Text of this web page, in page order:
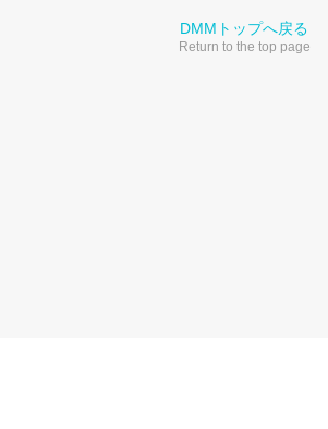
DMMトップへ戻る
Return to the top page